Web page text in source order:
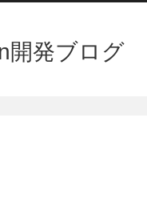
開発ブログ